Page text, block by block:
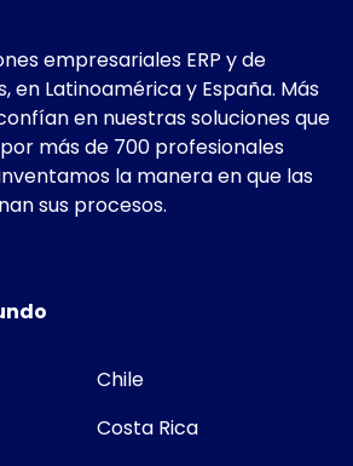
empresariales ERP y de
en Latinoamérica y España. Más
en nuestras soluciones que
más de 700 profesionales
la manera en que las
sus procesos.
Chile
Costa Rica